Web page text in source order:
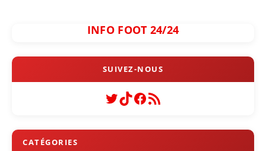
INFO FOOT 24/24
Twitter
TikTok
Facebook
Flux RSS